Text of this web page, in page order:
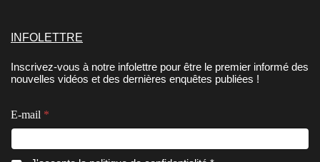
INFOLETTRE
Inscrivez-vous à notre infolettre pour être le premier informé des
nouvelles vidéos et des dernières enquêtes publiées !
E-mail *